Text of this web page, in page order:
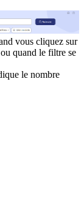
vous cliquez sur
quand le filtre se
le nombre